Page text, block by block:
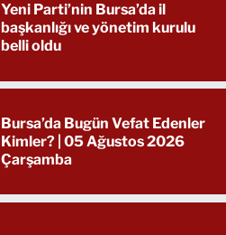
Yeni Parti’nin Bursa’da il
başkanlığı ve yönetim kurulu
belli oldu
Bursa’da Bugün Vefat Edenler
Kimler? | 05 Ağustos 2026
Çarşamba